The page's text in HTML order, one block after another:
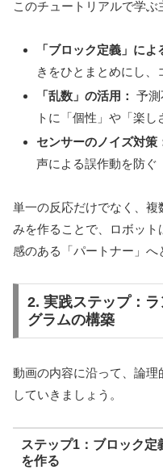
このチュートリアルで学ぶ
「ブロック定義」に
きをひとまとめにし、
「乱数」の活用： 予測
トに「個性」や「楽し
センサーのノイズ対策
声による誤作動を防ぐ
単一の反応だけでなく、複
みを作ることで、ロボッ
感のある「パートナー」へ
2. 実践ステップ：
グラムの構築
動画の内容に沿って、論
していきましょう。
ステップ1：ブロック定
を作る